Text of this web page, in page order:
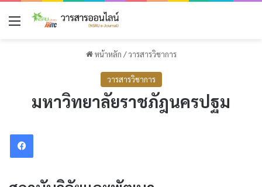
เมนู
หน้าหลัก / วารสารวิชาการ
วารสารวิชาการ
มหาวิทยาลัยราชภัฎนครปฐม
Facebook